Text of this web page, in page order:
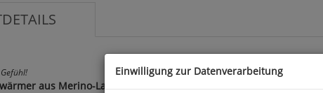
aus Merino-Lammfell
Einwilligung zur Datenverarbeitung